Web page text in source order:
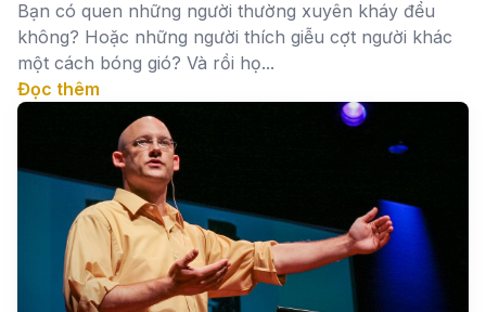
Bạn có quen những người thường xuyên kháy đểu
không? Hoặc những người thích giễu cợt người khác
một cách bóng gió? Và rồi họ...
Đọc thêm